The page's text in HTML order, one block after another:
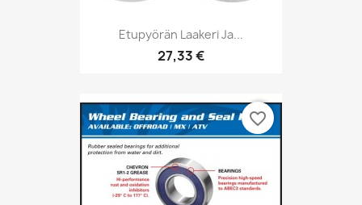
Etupyörän Laakeri Ja...
27,33 €
favorite_border